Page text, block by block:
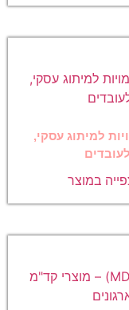
למיתוג עסקי,
במוצר